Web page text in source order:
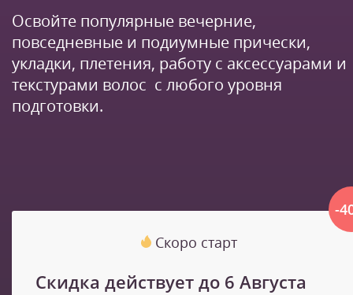
Освойте популярные вечерние,
повседневные и подиумные прически,
укладки, плетения, работу с аксессуарами и
текстурами волос с любого уровня
подготовки.
-
Скоро старт
Скидка действует до 6 Августа